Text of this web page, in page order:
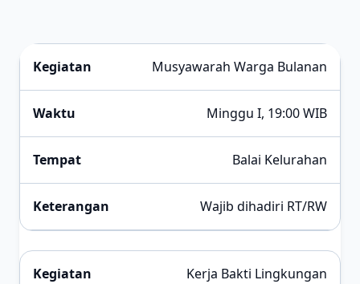
Musyawarah Warga Bulanan
Minggu I, 19:00 WIB
Balai Kelurahan
Wajib dihadiri RT/RW
Kerja Bakti Lingkungan